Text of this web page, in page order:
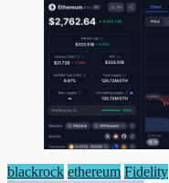
blackrock ethereum Fidelity